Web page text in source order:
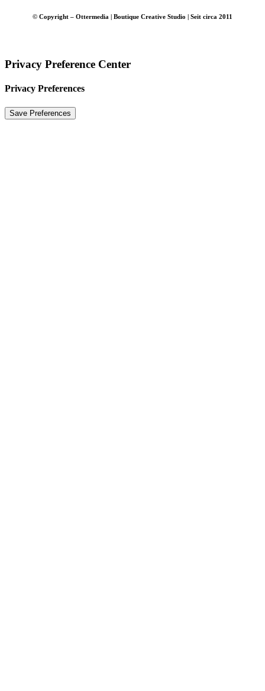
© Copyright – Ottermedia | Boutique Creative Studio | Seit circa 2011
Privacy Preference Center
Privacy Preferences